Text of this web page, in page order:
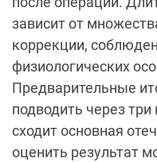
зависит от
коррекции,
физиологических
Предварительные
подводить через
сходит основная
оценить результат